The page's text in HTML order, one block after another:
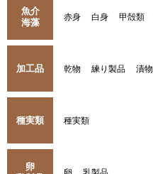
魚介
海藻
赤身 白身 甲殻類
加工品 乾物 練り製品 漬物
種実類 種実類
卵